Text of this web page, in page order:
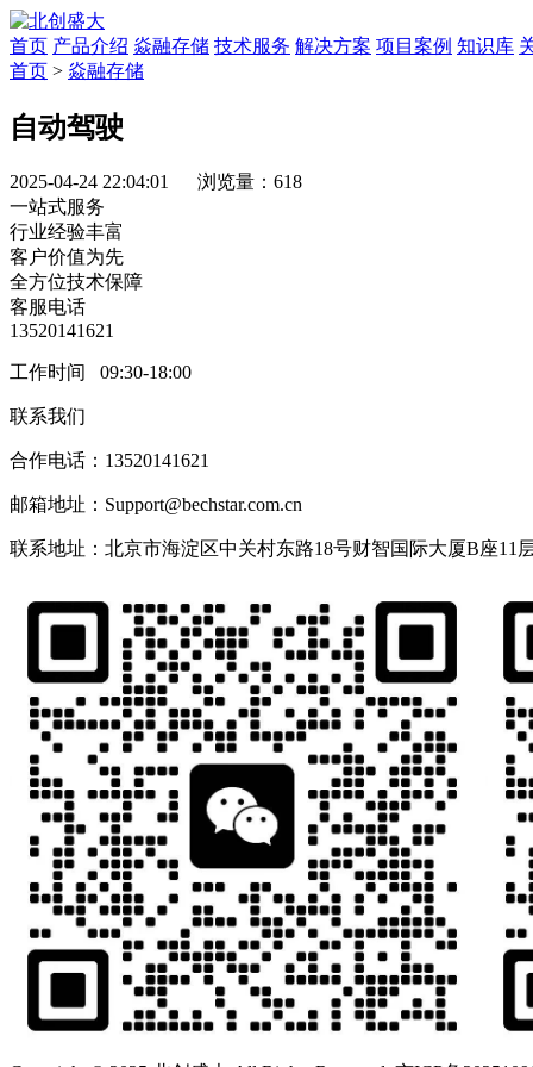
首页 产品介绍 焱融存储 技术服务 解决方案 项目案例 知识库
首页 > 焱融存储
自动驾驶
2025-04-24 22:04:01 浏览量：618
一站式服务
行业经验丰富
客户价值为先
全方位技术保障
客服电话
13520141621
工作时间 09:30-18:00
联系我们
合作电话：13520141621
邮箱地址：Support@bechstar.com.cn
联系地址：北京市海淀区中关村东路18号财智国际大厦B座11